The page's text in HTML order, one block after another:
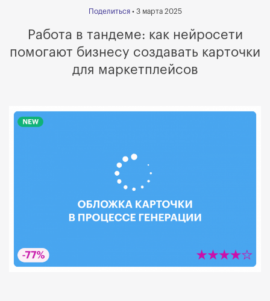
Поделиться• 3 марта 2025
Работа в тандеме: как нейросети
помогают бизнесу создавать карточки
для маркетплейсов